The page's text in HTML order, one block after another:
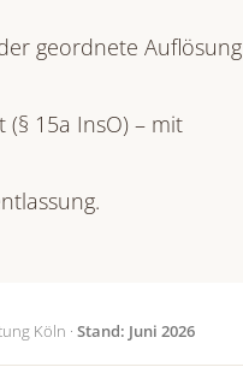
geordnete Auflösung
15a InsO) – mit
Köln · Stand: Juni 2026